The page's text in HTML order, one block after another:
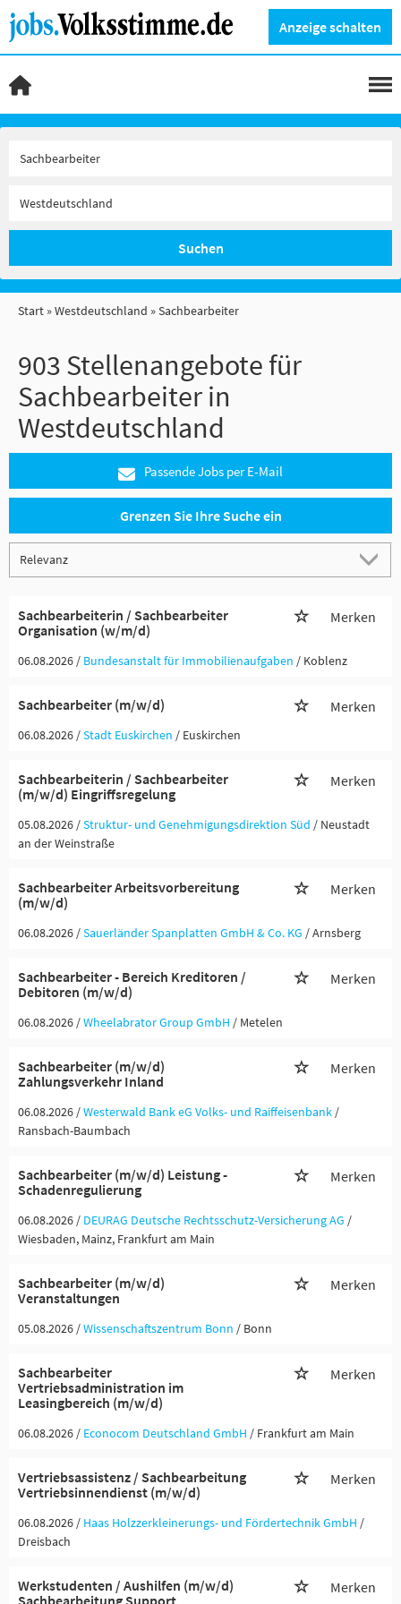
Anzeige schalten
Suchen
Start Westdeutschland Sachbearbeiter
903 Stellenangebote für
Sachbearbeiter in
Westdeutschland
Passende Jobs per E-Mail
Grenzen Sie Ihre Suche ein
Sachbearbeiterin / Sachbearbeiter
Organisation (w/m/d)
Merken
06.08.2026 / Bundesanstalt für Immobilienaufgaben / Koblenz
Sachbearbeiter (m/w/d) Merken
06.08.2026 /Stadt Euskirchen / Euskirchen
Sachbearbeiterin / Sachbearbeiter
(m/w/d) Eingriffsregelung
Merken
05.08.2026 /Struktur- und Genehmigungsdirektion Süd / Neustadt
an der Weinstraße
Sachbearbeiter Arbeitsvorbereitung
(m/w/d)
Merken
06.08.2026 /Sauerländer Spanplatten GmbH & Co. KG / Arnsberg
Sachbearbeiter - Bereich Kreditoren /
Debitoren (m/w/d)
Merken
06.08.2026 /Wheelabrator Group GmbH / Metelen
Sachbearbeiter (m/w/d)
Zahlungsverkehr Inland
Merken
06.08.2026 /Westerwald Bank eG Volks- und Raiffeisenbank /
Ransbach-Baumbach
Sachbearbeiter (m/w/d) Leistung -
Schadenregulierung
Merken
06.08.2026 / DEURAG Deutsche Rechtsschutz-Versicherung AG /
Wiesbaden, Mainz, Frankfurt am Main
Sachbearbeiter (m/w/d)
Veranstaltungen
Merken
05.08.2026 /Wissenschaftszentrum Bonn / Bonn
Sachbearbeiter
Vertriebsadministration im
Leasingbereich (m/w/d)
Merken
06.08.2026 / Econocom Deutschland GmbH / Frankfurt am Main
Vertriebsassistenz / Sachbearbeitung
Vertriebsinnendienst (m/w/d)
Merken
06.08.2026 / Haas Holzzerkleinerungs- und Fördertechnik GmbH /
Dreisbach
Werkstudenten / Aushilfen (m/w/d)
Sachbearbeitung Support
Merken